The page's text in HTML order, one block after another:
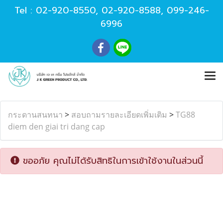
Tel : 02-920-8550, 02-920-8588, 099-246-
6996
กระดานสนทนา > สอบถามรายละเอียดเพิ่มเติม >TG88
diem den giai tri dang cap
ขออภัย คุณไม่ได้รับสิทธิในการเข้าใช้งานในส่วนนี้